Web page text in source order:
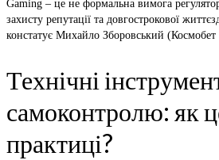
Gaming – це не формальна вимога
захисту репутації та довгострокової
констатує Михайло Зборовський (Космобет
Технічні
самоконтролю: як
практиці?